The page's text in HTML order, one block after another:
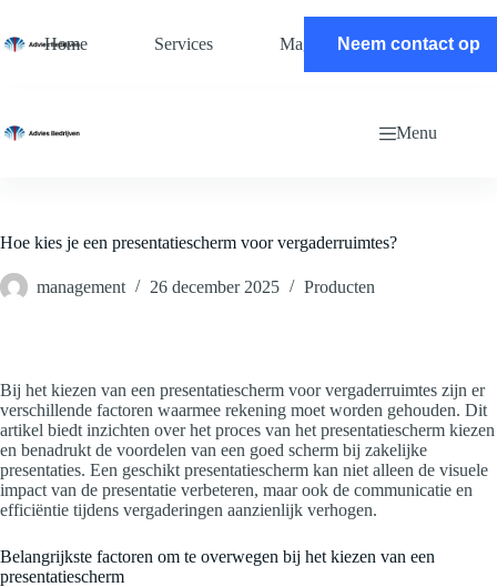
de
Home Services Magazine Contact
Neem contact op
Menu
Hoe kies je een presentatiescherm voor vergaderruimtes?
management 26 december 2025 Producten
Bij het kiezen van een presentatiescherm voor vergaderruimtes zijn er
verschillende factoren waarmee rekening moet worden gehouden. Dit
artikel biedt inzichten over het proces van het presentatiescherm kiezen
en benadrukt de voordelen van een goed scherm bij zakelijke
presentaties. Een geschikt presentatiescherm kan niet alleen de visuele
impact van de presentatie verbeteren, maar ook de communicatie en
efficiëntie tijdens vergaderingen aanzienlijk verhogen.
Belangrijkste factoren om te overwegen bij het kiezen van een
presentatiescherm